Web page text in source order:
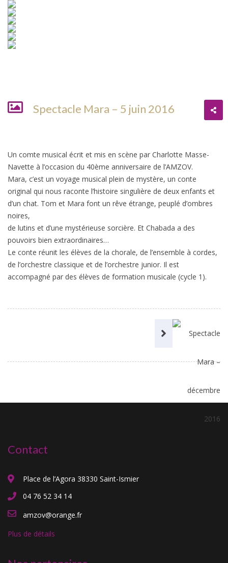
Spectacle Mara – 5 juin 2016
Un comte musical écrit et mis en scène par Charlotte Masse-
Navette à l’occasion du 40ème anniversaire de l’AMZOV.
Mara, c’est un voyage musical plein de mystère, un conte
original qui nous raconte l’histoire singulière de deux enfants et
d’un chat. Tom et Mara font un rêve étrange, peuplé d’ombres
noires,
de lutins et d’une mystérieuse sorcière. Et Chabada a des
pouvoirs bien extraordinaires…
Le conte réunit les élèves de la chorale, de l’ensemble à cordes,
de l’orchestre classique et de l’orchestre junior. Il est
accompagné par des élèves de formation musicale (cycle 1).
Contact
Place de l’Agora 38330 Saint-Ismier
04 76 52 34 14
amzov@orange.fr
Plus de détails